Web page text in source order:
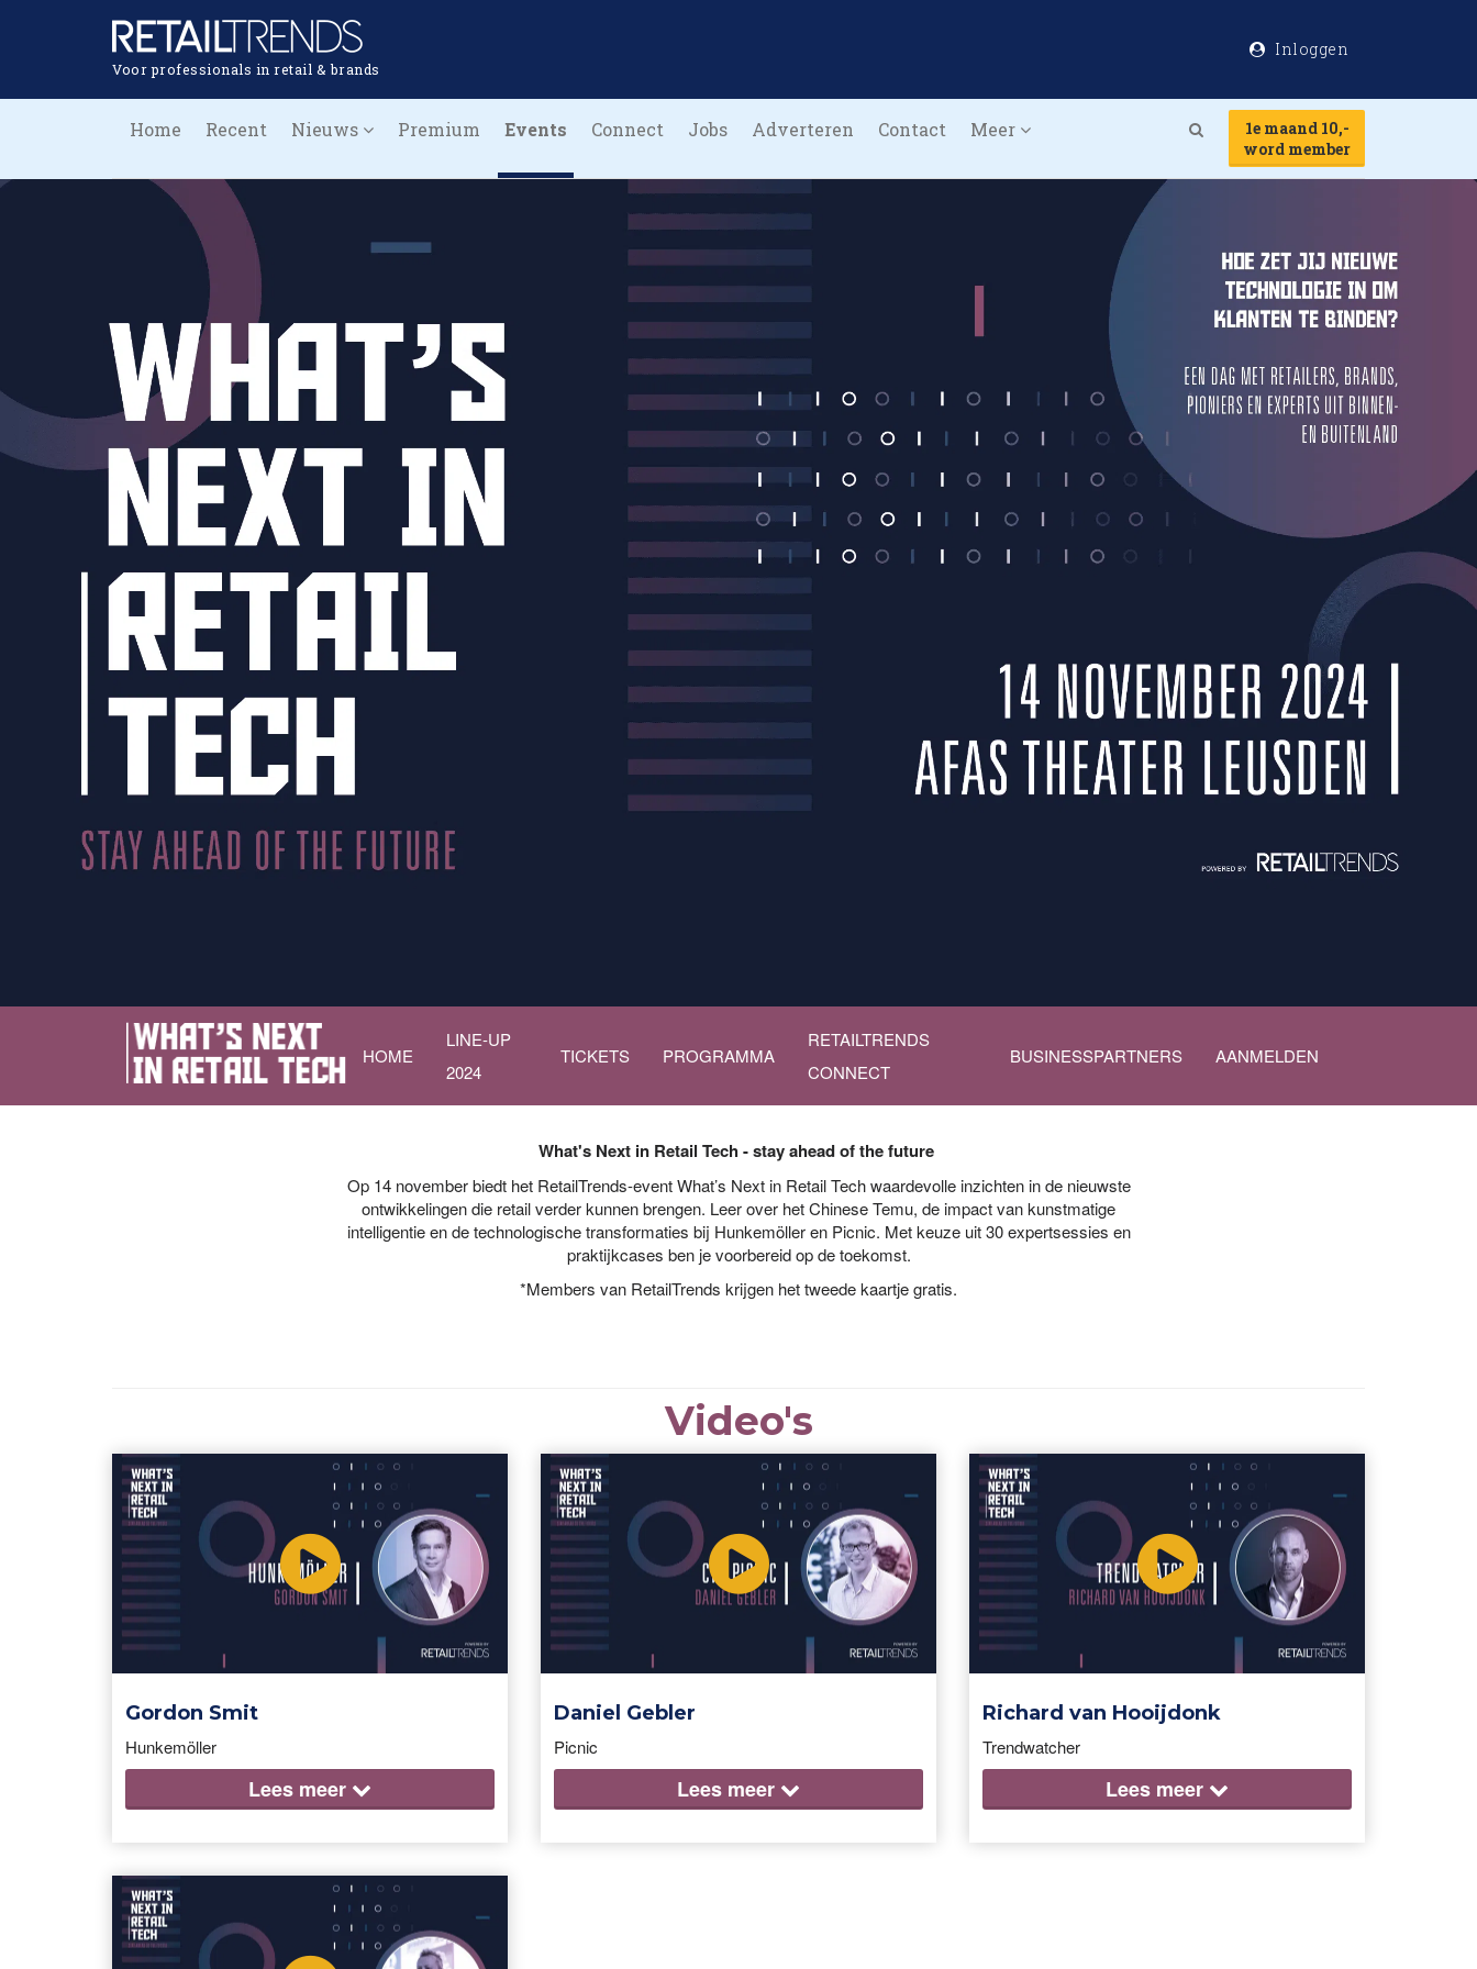
Voor professionals in retail & brands
Inloggen
Home Recent Nieuws Premium Events Connect Jobs Adverteren Contact Meer
1e maand 10,-
word member
HOME
LINE‑UP
2024
TICKETS PROGRAMMA
RETAILTRENDS
CONNECT
BUSINESSPARTNERS AANMELDEN
What's Next in Retail Tech - stay ahead of the future
Op 14 november biedt het RetailTrends-event What’s Next in Retail Tech waardevolle inzichten in de nieuwste
ontwikkelingen die retail verder kunnen brengen. Leer over het Chinese Temu, de impact van kunstmatige
intelligentie en de technologische transformaties bij Hunkemöller en Picnic. Met keuze uit 30 expertsessies en
praktijkcases ben je voorbereid op de toekomst.
*Members van RetailTrends krijgen het tweede kaartje gratis.
Video's
Gordon Smit
Hunkemöller
Lees meer
Daniel Gebler
Picnic
Lees meer
Richard van Hooijdonk
Trendwatcher
Lees meer